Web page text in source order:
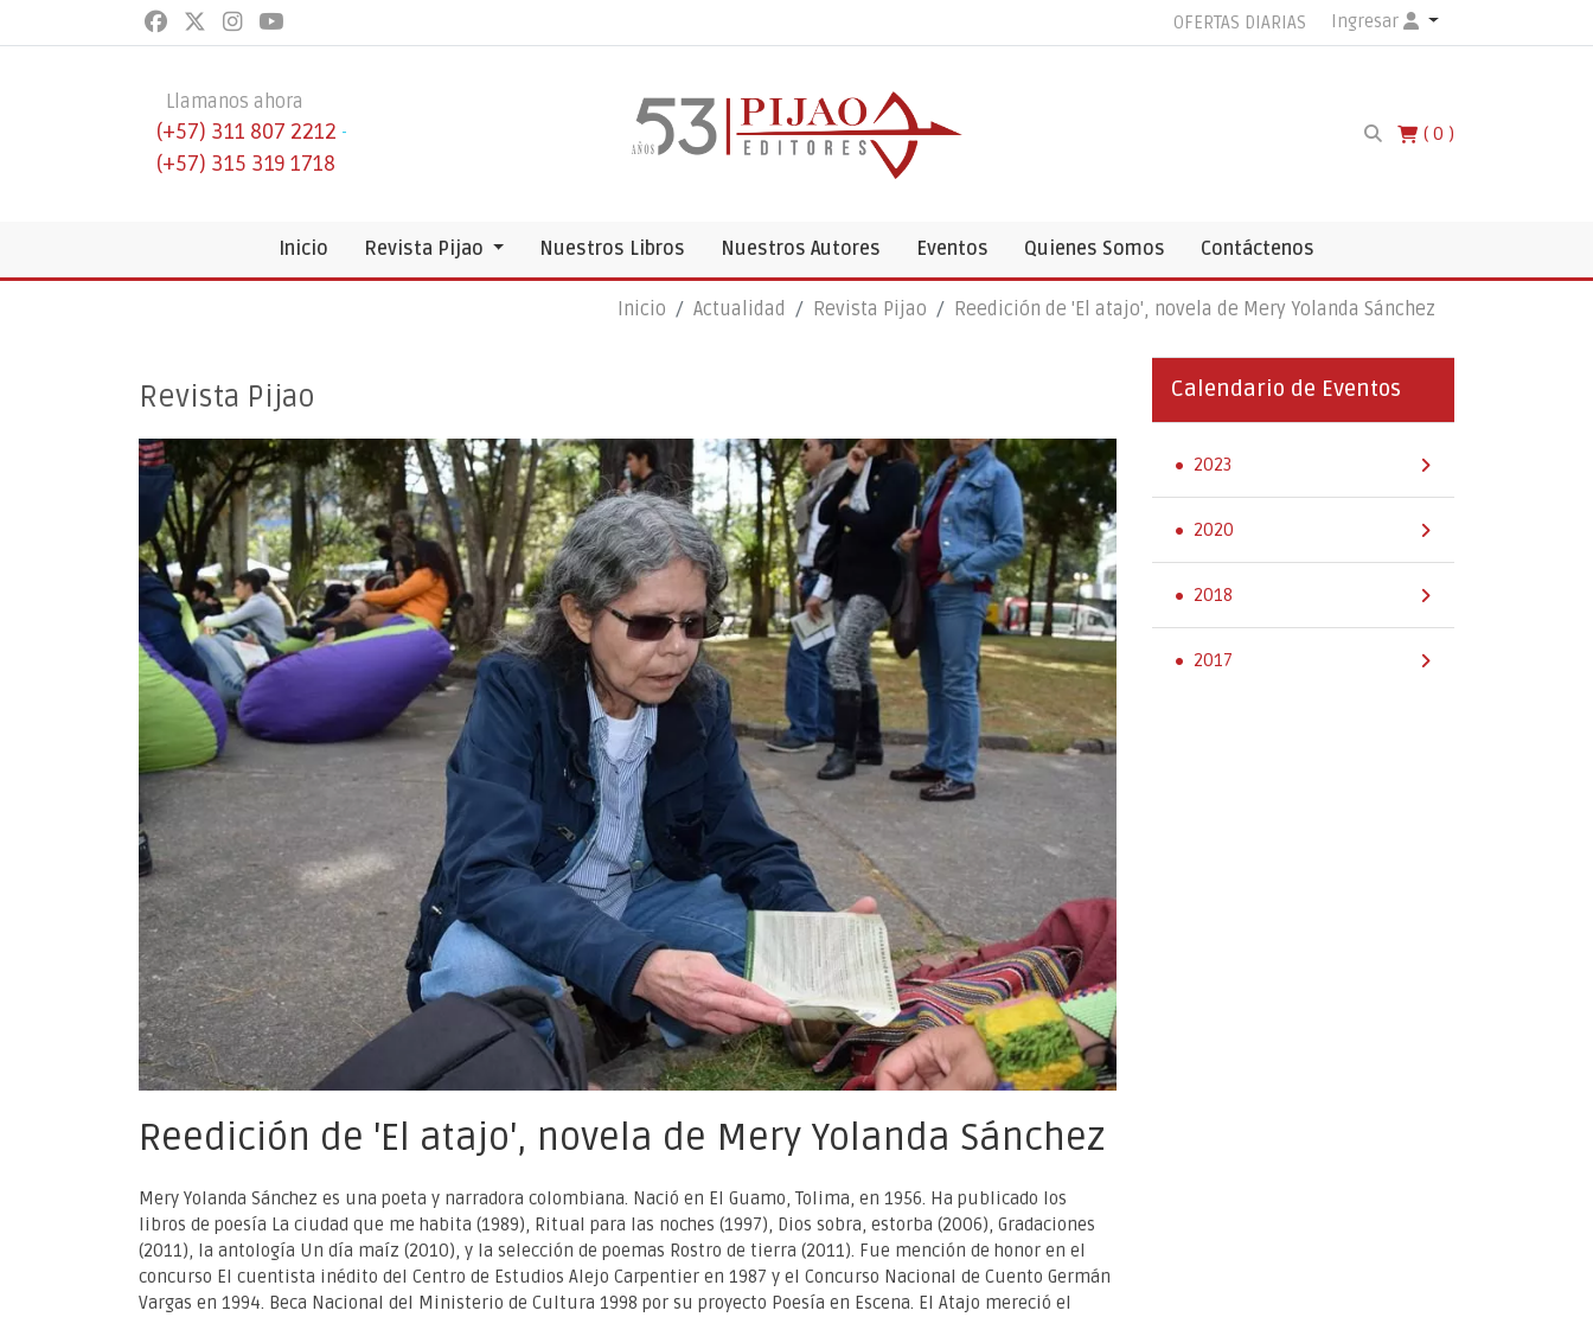
OFERTAS DIARIAS Ingresar
Llamanos ahora
(+57) 311 807 2212 -
(+57) 315 319 1718
0
Inicio Revista Pijao Nuestros Libros Nuestros Autores Eventos Quienes Somos Contáctenos
Inicio Actualidad Revista Pijao Reedición de 'El atajo', novela de Mery Yolanda Sánchez
Revista Pijao
Reedición de 'El atajo', novela de Mery Yolanda Sánchez
Mery Yolanda Sánchez es una poeta y narradora colombiana. Nació en El Guamo, Tolima, en 1956. Ha publicado los
libros de poesía La ciudad que me habita (1989), Ritual para las noches (1997), Dios sobra, estorba (2006), Gradaciones
(2011), la antología Un día maíz (2010), y la selección de poemas Rostro de tierra (2011). Fue mención de honor en el
concurso El cuentista inédito del Centro de Estudios Alejo Carpentier en 1987 y el Concurso Nacional de Cuento Germán
Vargas en 1994. Beca Nacional del Ministerio de Cultura 1998 por su proyecto Poesía en Escena. El Atajo mereció el
Calendario de Eventos
2023
2020
2018
2017